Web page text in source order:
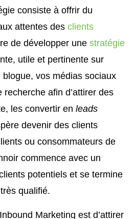
consiste à offrir du
attentes des clients
de développer une stratégie
utile et pertinente sur
blogue, vos médias sociaux
afin d’attirer des
les convertir en leads
devenir des clients
ou consommateurs de
commence avec un
potentiels et se termine
qualifié.
Marketing est d’attirer